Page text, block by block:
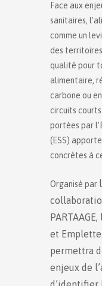
Face aux
sanitaires,
comme un
des
qualité pour
alimentaire,
carbone ou
circuits
portées par
(ESS)
concrètes à
Organisé par
et
permettra
enjeux de